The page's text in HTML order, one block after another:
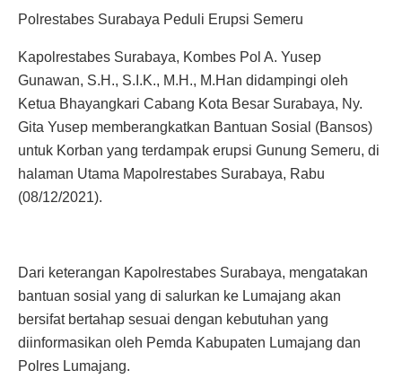
Polrestabes Surabaya Peduli Erupsi Semeru
Kapolrestabes Surabaya, Kombes Pol A. Yusep
Gunawan, S.H., S.I.K., M.H., M.Han didampingi oleh
Ketua Bhayangkari Cabang Kota Besar Surabaya, Ny.
Gita Yusep memberangkatkan Bantuan Sosial (Bansos)
untuk Korban yang terdampak erupsi Gunung Semeru, di
halaman Utama Mapolrestabes Surabaya, Rabu
(08/12/2021).
Dari keterangan Kapolrestabes Surabaya, mengatakan
bantuan sosial yang di salurkan ke Lumajang akan
bersifat bertahap sesuai dengan kebutuhan yang
diinformasikan oleh Pemda Kabupaten Lumajang dan
Polres Lumajang.